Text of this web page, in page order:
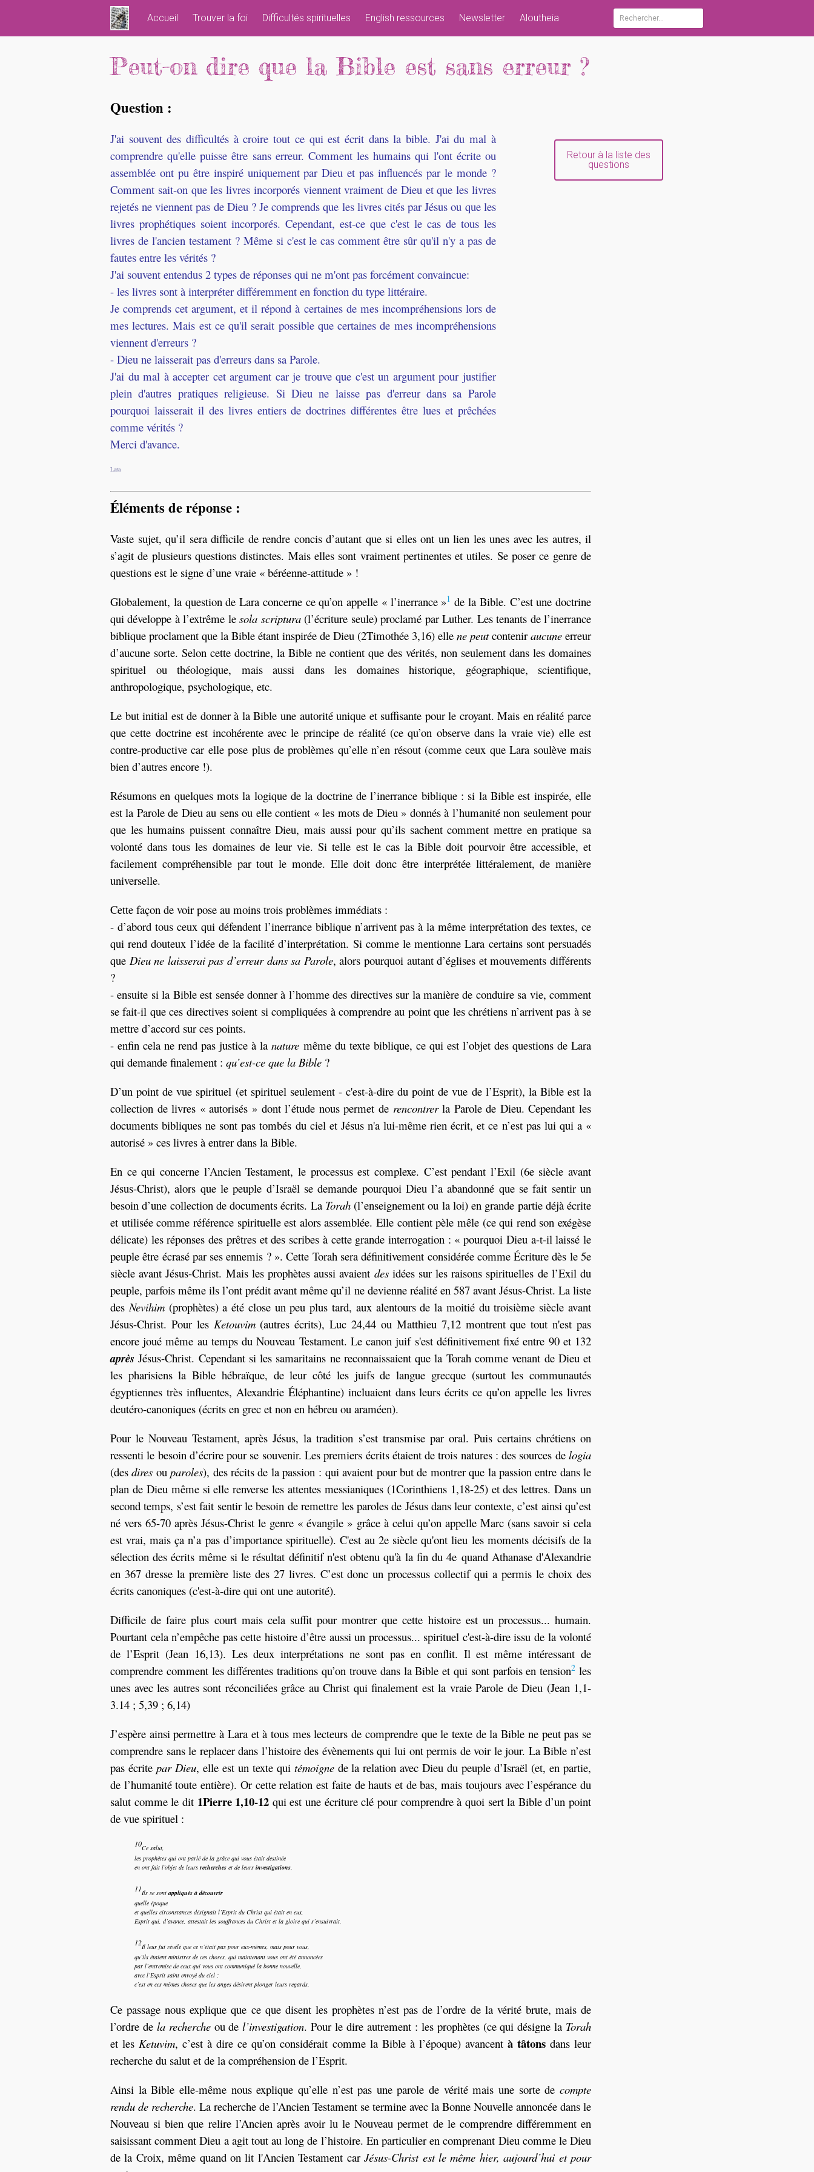
Accueil Trouver la foi Difficultés spirituelles English ressources Newsletter Aloutheia
Peut-on dire que la Bible est sans erreur ?
Question :
J'ai souvent des difficultés à croire tout ce qui est écrit dans la bible. J'ai du mal à
comprendre qu'elle puisse être sans erreur. Comment les humains qui l'ont écrite ou
assemblée ont pu être inspiré uniquement par Dieu et pas influencés par le monde ?
Comment sait-on que les livres incorporés viennent vraiment de Dieu et que les livres
rejetés ne viennent pas de Dieu ? Je comprends que les livres cités par Jésus ou que les
livres prophétiques soient incorporés. Cependant, est-ce que c'est le cas de tous les
livres de l'ancien testament ? Même si c'est le cas comment être sûr qu'il n'y a pas de
fautes entre les vérités ?
J'ai souvent entendus 2 types de réponses qui ne m'ont pas forcément convaincue:
- les livres sont à interpréter différemment en fonction du type littéraire.
Je comprends cet argument, et il répond à certaines de mes incompréhensions lors de
mes lectures. Mais est ce qu'il serait possible que certaines de mes incompréhensions
viennent d'erreurs ?
- Dieu ne laisserait pas d'erreurs dans sa Parole.
J'ai du mal à accepter cet argument car je trouve que c'est un argument pour justifier
plein d'autres pratiques religieuse. Si Dieu ne laisse pas d'erreur dans sa Parole
pourquoi laisserait il des livres entiers de doctrines différentes être lues et prêchées
comme vérités ?
Merci d'avance.
Lara
Retour à la liste des
questions
Éléments de réponse :
Vaste sujet, qu’il sera difficile de rendre concis d’autant que si elles ont un lien les unes avec les autres, il
s’agit de plusieurs questions distinctes. Mais elles sont vraiment pertinentes et utiles. Se poser ce genre de
questions est le signe d’une vraie « béréenne-attitude » !
Globalement, la question de Lara concerne ce qu’on appelle « l’inerrance »1 de la Bible. C’est une doctrine
qui développe à l’extrême lesola scriptura(l’écriture seule) proclamé par Luther. Les tenants de l’inerrance
biblique proclament que la Bible étant inspirée de Dieu (2Timothée 3,16) ellene peutconteniraucune erreur
d’aucune sorte. Selon cette doctrine, la Bible ne contient que des vérités, non seulement dans les domaines
spirituel ou théologique, mais aussi dans les domaines historique, géographique, scientifique,
anthropologique, psychologique, etc.
Le but initial est de donner à la Bible une autorité unique et suffisante pour le croyant. Mais en réalité parce
que cette doctrine est incohérente avec le principe de réalité (ce qu’on observe dans la vraie vie) elle est
contre-productive car elle pose plus de problèmes qu’elle n’en résout (comme ceux que Lara soulève mais
bien d’autres encore !).
Résumons en quelques mots la logique de la doctrine de l’inerrance biblique : si la Bible est inspirée, elle
est la Parole de Dieu au sens ou elle contient « les mots de Dieu » donnés à l’humanité non seulement pour
que les humains puissent connaître Dieu, mais aussi pour qu’ils sachent comment mettre en pratique sa
volonté dans tous les domaines de leur vie. Si telle est le cas la Bible doit pourvoir être accessible, et
facilement compréhensible par tout le monde. Elle doit donc être interprétée littéralement, de manière
universelle.
Cette façon de voir pose au moins trois problèmes immédiats :
- d’abord tous ceux qui défendent l’inerrance biblique n’arrivent pas à la même interprétation des textes, ce
qui rend douteux l’idée de la facilité d’interprétation. Si comme le mentionne Lara certains sont persuadés
que Dieu ne laisserai pas d’erreur dans sa Parole, alors pourquoi autant d’églises et mouvements différents
?
- ensuite si la Bible est sensée donner à l’homme des directives sur la manière de conduire sa vie, comment
se fait-il que ces directives soient si compliquées à comprendre au point que les chrétiens n’arrivent pas à se
mettre d’accord sur ces points.
- enfin cela ne rend pas justice à lanature même du texte biblique, ce qui est l’objet des questions de Lara
qui demande finalement : qu’est-ce que la Bible ?
D’un point de vue spirituel (et spirituel seulement - c'est-à-dire du point de vue de l’Esprit), la Bible est la
collection de livres « autorisés » dont l’étude nous permet de rencontrerla Parole de Dieu. Cependant les
documents bibliques ne sont pas tombés du ciel et Jésus n'a lui-même rien écrit, et ce n’est pas lui qui a «
autorisé » ces livres à entrer dans la Bible.
En ce qui concerne l’Ancien Testament, le processus est complexe. C’est pendant l’Exil (6e siècle avant
Jésus-Christ), alors que le peuple d’Israël se demande pourquoi Dieu l’a abandonné que se fait sentir un
besoin d’une collection de documents écrits. La Torah(l’enseignement ou la loi) en grande partie déjà écrite
et utilisée comme référence spirituelle est alors assemblée. Elle contient pèle mêle (ce qui rend son exégèse
délicate) les réponses des prêtres et des scribes à cette grande interrogation : « pourquoi Dieu a-t-il laissé le
peuple être écrasé par ses ennemis ? ». Cette Torah sera définitivement considérée comme Écriture dès le 5e
siècle avant Jésus-Christ. Mais les prophètes aussi avaient desidées sur les raisons spirituelles de l’Exil du
peuple, parfois même ils l’ont prédit avant même qu’il ne devienne réalité en 587 avant Jésus-Christ. La liste
desNevihim(prophètes) a été close un peu plus tard, aux alentours de la moitié du troisième siècle avant
Jésus-Christ. Pour les Ketouvim (autres écrits), Luc 24,44 ou Matthieu 7,12 montrent que tout n'est pas
encore joué même au temps du Nouveau Testament. Le canon juif s'est définitivement fixé entre 90 et 132
après Jésus-Christ. Cependant si les samaritains ne reconnaissaient que la Torah comme venant de Dieu et
les pharisiens la Bible hébraïque, de leur côté les juifs de langue grecque (surtout les communautés
égyptiennes très influentes, Alexandrie Éléphantine) incluaient dans leurs écrits ce qu’on appelle les livres
deutéro-canoniques (écrits en grec et non en hébreu ou araméen).
Pour le Nouveau Testament, après Jésus, la tradition s’est transmise par oral. Puis certains chrétiens on
ressenti le besoin d’écrire pour se souvenir. Les premiers écrits étaient de trois natures : des sources delogia
(desdires ouparoles), des récits de la passion : qui avaient pour but de montrer que la passion entre dans le
plan de Dieu même si elle renverse les attentes messianiques (1Corinthiens 1,18-25) et des lettres. Dans un
second temps, s’est fait sentir le besoin de remettre les paroles de Jésus dans leur contexte, c’est ainsi qu’est
né vers 65-70 après Jésus-Christ le genre « évangile » grâce à celui qu’on appelle Marc (sans savoir si cela
est vrai, mais ça n’a pas d’importance spirituelle). C'est au 2e siècle qu'ont lieu les moments décisifs de la
sélection des écrits même si le résultat définitif n'est obtenu qu'à la fin du 4e quand Athanase d'Alexandrie
en 367 dresse la première liste des 27 livres. C’est donc un processus collectif qui a permis le choix des
écrits canoniques (c'est-à-dire qui ont une autorité).
Difficile de faire plus court mais cela suffit pour montrer que cette histoire est un processus... humain.
Pourtant cela n’empêche pas cette histoire d’être aussi un processus... spirituel c'est-à-dire issu de la volonté
de l’Esprit (Jean 16,13). Les deux interprétations ne sont pas en conflit. Il est même intéressant de
comprendre comment les différentes traditions qu’on trouve dans la Bible et qui sont parfois en tension2 les
unes avec les autres sont réconciliées grâce au Christ qui finalement est la vraie Parole de Dieu (Jean 1,1-
3.14 ; 5,39 ; 6,14)
J’espère ainsi permettre à Lara et à tous mes lecteurs de comprendre que le texte de la Bible ne peut pas se
comprendre sans le replacer dans l’histoire des évènements qui lui ont permis de voir le jour. La Bible n’est
pas écrite par Dieu, elle est un texte qui témoigne de la relation avec Dieu du peuple d’Israël (et, en partie,
de l’humanité toute entière). Or cette relation est faite de hauts et de bas, mais toujours avec l’espérance du
salut comme le dit 1Pierre 1,10-12 qui est une écriture clé pour comprendre à quoi sert la Bible d’un point
de vue spirituel :
10Ce salut,
les prophètes qui ont parlé de la grâce qui vous était destinée
en ont fait l’objet de leursrecherches et de leurs investigations.
11Ils se sontappliqués à découvrir
quelle époque
et quelles circonstances désignait l’Esprit du Christ qui était en eux,
Esprit qui, d’avance, attestait les souffrances du Christ et la gloire qui s’ensuivrait.
12Il leur fut révélé que ce n’était pas pour eux-mêmes, mais pour vous,
qu’ils étaient ministres de ces choses, qui maintenant vous ont été annoncées
par l’entremise de ceux qui vous ont communiqué la bonne nouvelle,
avec l’Esprit saint envoyé du ciel ;
c’est en ces mêmes choses que les anges désirent plonger leurs regards.
Ce passage nous explique que ce que disent les prophètes n’est pas de l’ordre de la vérité brute, mais de
l’ordre de la rechercheou del’investigation. Pour le dire autrement : les prophètes (ce qui désigne la Torah
et lesKetuvim, c’est à dire ce qu’on considérait comme la Bible à l’époque) avancent à tâtonsdans leur
recherche du salut et de la compréhension de l’Esprit.
Ainsi la Bible elle-même nous explique qu’elle n’est pas une parole de vérité mais une sorte decompte
rendu de recherche. La recherche de l’Ancien Testament se termine avec la Bonne Nouvelle annoncée dans le
Nouveau si bien que relire l’Ancien après avoir lu le Nouveau permet de le comprendre différemment en
saisissant comment Dieu a agit tout au long de l’histoire. En particulier en comprenant Dieu comme le Dieu
de la Croix, même quand on lit l'Ancien Testament carJésus-Christ est le même hier, aujourd’hui et pour